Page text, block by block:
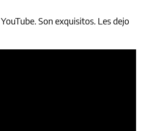
Son exquisitos. Les dejo